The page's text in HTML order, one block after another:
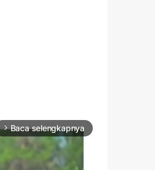
arrow_forward_ios Baca selengkapnya